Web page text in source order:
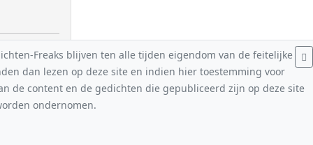
Freaks blijven ten alle tijden eigendom van de feitelijke
dan lezen op deze site en indien hier toestemming voor
de content en de gedichten die gepubliceerd zijn op deze site
ondernomen.